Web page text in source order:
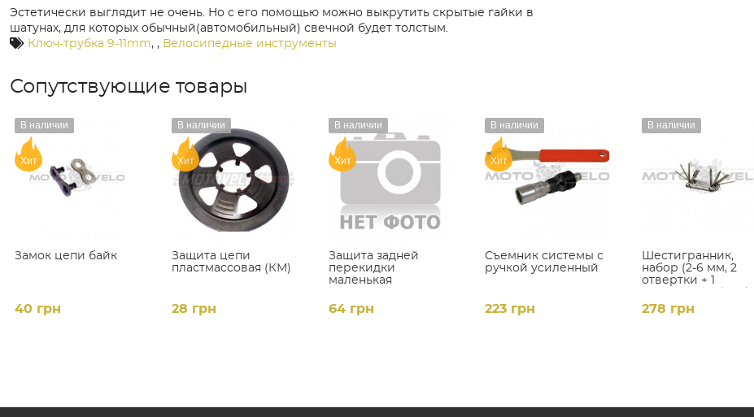
Эстетически выглядит не очень. Но с его помощью можно выкрутить скрытые гайки в
шатунах, для которых обычный(автомобильный) свечной будет толстым.
Ключ-трубка 9-11mm, , Велосипедные инструменты
Сопутствующие товары
Замок цепи байк
В наличии
Хит
40 грн
Защита цепи
пластмаcсовая (КМ)
В наличии
Хит
28 грн
Защита задней
перекидки
маленькая
В наличии
Хит
64 грн
Съемник системы с
ручкой усиленный
В наличии
Хит
223 грн
Шестигранник,
набор (2-6 мм, 2
отвертки + 1
Hand" Taiwan
(mod:YC-262)
В наличии
278 грн